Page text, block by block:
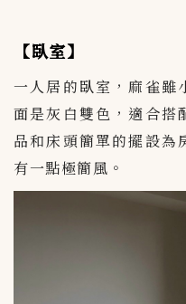
【臥室】
一人居的臥室，麻雀雖
面是灰白雙色，適合搭
品和床頭簡單的擺設為
有一點極簡風。